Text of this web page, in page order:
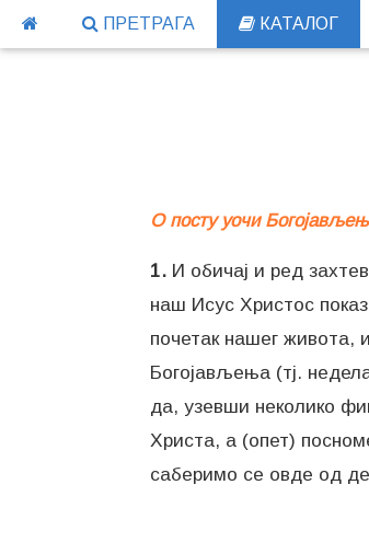
ПРЕТРАГА КАТАЛОГ
О посту уочи
1. И обичај и ред
наш Исус Христос
почетак нашег живота,
Богојављења (тј.
да, узевши неколико
Христа, а (опет)
саберимо се овде од